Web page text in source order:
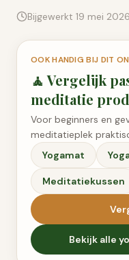
Bijgewerkt 19 mei 2026
OOK HANDIG BIJ DIT
🧘 Vergelijk
meditatie
Voor beginners en
meditatieplek
Yogamat
Meditatiekussen
Bekijk alle